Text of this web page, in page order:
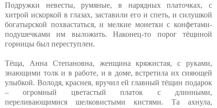
Подружки невесты, румяные, в нарядных платочках, с
хитрой искоркой в глазах, заставили его и спеть, и силушкой
богатырской похвастаться, и мелкие монетки с конфетами-
подушечками им выложить. Наконец-то порог тёщиной
горницы был переступлен.
Тёща, Анна Степановна, женщина кряжистая, с руками,
знающими толк и в работе, и в доме, встретила их сияющей
улыбкой. Володя, краснея, вручил ей главный тёщин подарок
– огромный цветастый платок с длинными,
переливающимися шелковистыми кистями. Та ахнула,